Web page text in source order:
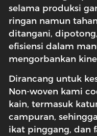
selama produksi
ringan namun
ditangani,
efisiensi dalam
mengorbankan
Dirancang untuk
Non-woven kami
kain, termasuk
campuran,
ikat pinggang, dan